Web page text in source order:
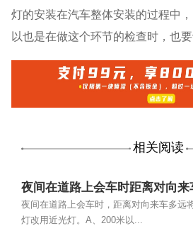
灯的安装在汽车整体安装的过程中
以也是在做这个环节的检查时，也要
相关阅读
夜间在道路上会车时距离对向来
远将远光灯改用近光灯
夜间在道路上会车时，距离对向来车多远
灯改用近光灯。A、200米以...